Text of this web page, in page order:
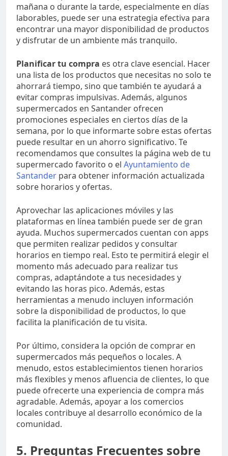
mañana o durante la tarde, especialmente en días
laborables, puede ser una estrategia efectiva para
encontrar una mayor disponibilidad de productos
y disfrutar de un ambiente más tranquilo.
Planificar tu compra es otra clave esencial. Hacer
una lista de los productos que necesitas no solo te
ahorrará tiempo, sino que también te ayudará a
evitar compras impulsivas. Además, algunos
supermercados en Santander ofrecen
promociones especiales en ciertos días de la
semana, por lo que informarte sobre estas ofertas
puede resultar en un ahorro significativo. Te
recomendamos que consultes la página web de tu
supermercado favorito o el Ayuntamiento de
Santander para obtener información actualizada
sobre horarios y ofertas.
Aprovechar las aplicaciones móviles y las
plataformas en línea también puede ser de gran
ayuda. Muchos supermercados cuentan con apps
que permiten realizar pedidos y consultar
horarios en tiempo real. Esto te permitirá elegir el
momento más adecuado para realizar tus
compras, adaptándote a tus necesidades y
evitando las horas pico. Además, estas
herramientas a menudo incluyen información
sobre la disponibilidad de productos, lo que
facilita la planificación de tu visita.
Por último, considera la opción de comprar en
supermercados más pequeños o locales. A
menudo, estos establecimientos tienen horarios
más flexibles y menos afluencia de clientes, lo que
puede ofrecerte una experiencia de compra más
agradable. Además, apoyar a los comercios
locales contribuye al desarrollo económico de la
comunidad.
5. Preguntas Frecuentes sobre